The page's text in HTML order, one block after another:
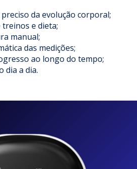
da evolução corporal;
treinos e dieta;
manual;
das medições;
ao longo do tempo;
dia a dia.